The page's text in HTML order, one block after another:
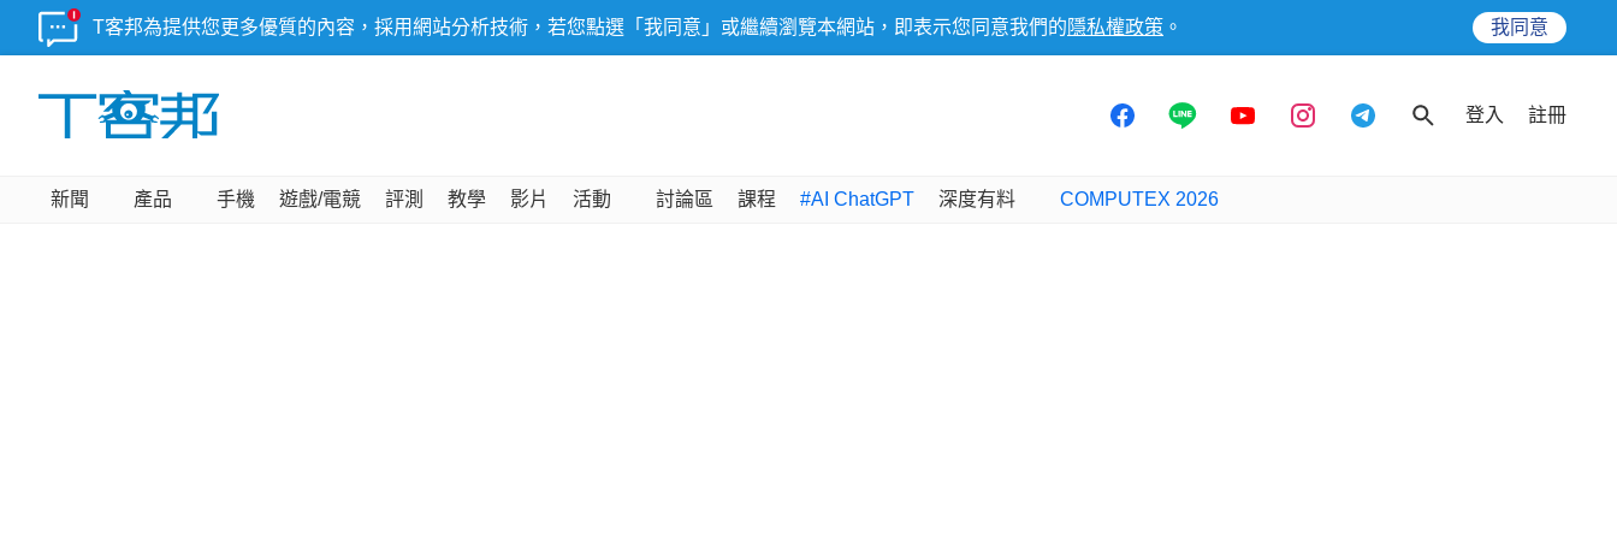
T客邦為提供您更多優質的內容，採用網站分析技術，若您點選「我同意」或繼續瀏覽本網站，即表示您同意我們的 隱私權政策 。 我同意
登入 註冊
新聞 產品 手機 遊戲/電競 評測 教學 影片 活動 討論區 課程 #AI ChatGPT 深度有料 COMPUTEX 2026